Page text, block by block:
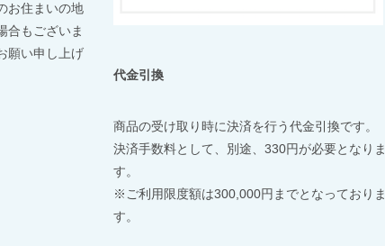
お住まいの地
合もございま
願い申し上げ
代金引換
商品の受け取り時に決済を行う代金引換です。
決済手数料として、別途、330円が必要となりま
す。
※ご利用限度額は300,000円までとなっておりま
す。